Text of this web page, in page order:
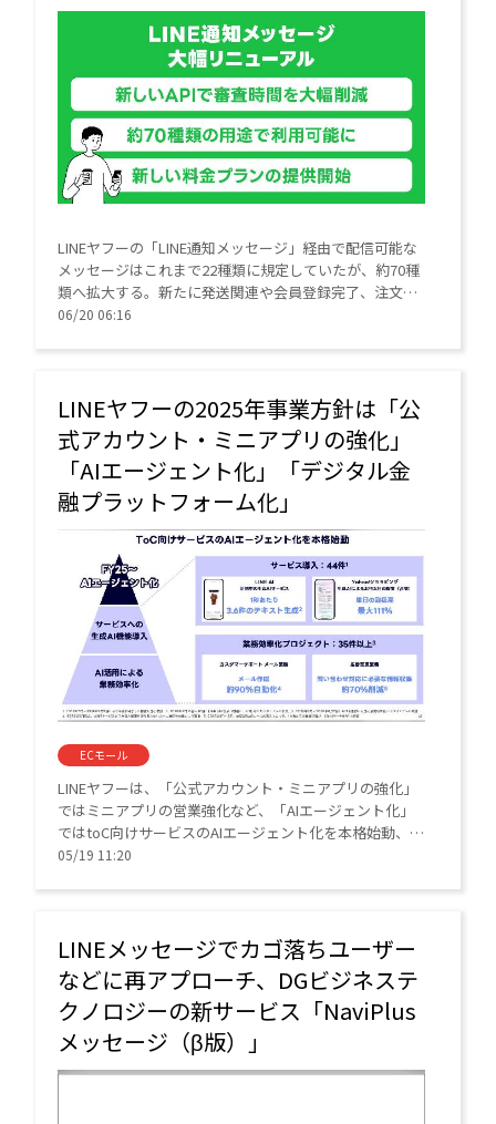
LINEヤフーの「LINE通知メッセージ」経由で配信可能な
メッセージはこれまで22種類に規定していたが、約70種
類へ拡大する。新たに発送関連や会員登録完了、注文完
了のお知らせなどの通知が可能となった。
06/20 06:16
LINEヤフーの2025年事業方針は「公
式アカウント・ミニアプリの強化」
「AIエージェント化」「デジタル金
融プラットフォーム化」
ECモール
LINEヤフーは、「公式アカウント・ミニアプリの強化」
ではミニアプリの営業強化など、「AIエージェント化」
ではtoC向けサービスのAIエージェント化を本格始動、
「デジタル金融プラットフォーム化」ではPayPayアプリ
05/19 11:20
LINEメッセージでカゴ落ちユーザー
などに再アプローチ、DGビジネステ
クノロジーの新サービス「NaviPlus
メッセージ（β版）」